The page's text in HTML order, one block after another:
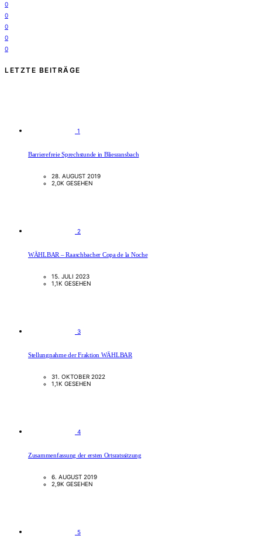
0
0
0
0
0
LETZTE BEITRÄGE
1
Barrierefreie Sprechstunde in Bliesransbach
28. AUGUST 2019
2,0K GESEHEN
2
WÄHLBAR – Raaschbacher Copa de la Noche
15. JULI 2023
1,1K GESEHEN
3
Stellungnahme der Fraktion WÄHLBAR
31. OKTOBER 2022
1,1K GESEHEN
4
Zusammenfassung der ersten Ortsratssitzung
6. AUGUST 2019
2,9K GESEHEN
5